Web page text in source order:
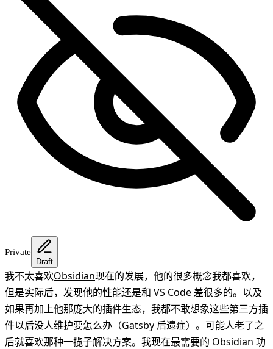
Private
Draft
我不太喜欢Obsidian现在的发展，他的很多概念我都喜欢，
但是实际后，发现他的性能还是和 VS Code 差很多的。以及
如果再加上他那庞大的插件生态，我都不敢想象这些第三方插
件以后没人维护要怎么办（Gatsby 后遗症）。可能人老了之
后就喜欢那种一揽子解决方案。我现在最需要的 Obsidian 功